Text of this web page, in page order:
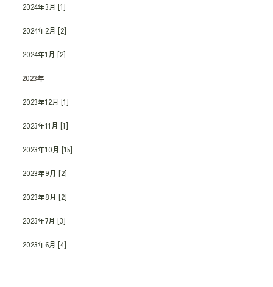
2024年3月 [1]
2024年2月 [2]
2024年1月 [2]
2023年
2023年12月 [1]
2023年11月 [1]
2023年10月 [15]
2023年9月 [2]
2023年8月 [2]
2023年7月 [3]
2023年6月 [4]